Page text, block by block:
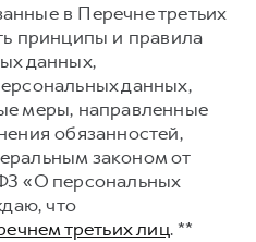
в Перечне третьих
принципы и правила
данных,
данных,
меры, направленные
обязанностей,
законом от
«О персональных
что
третьих лиц. **